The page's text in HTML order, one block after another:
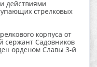
действиями
стрелковых
корпуса от
сержант Садовников
орденом Славы 3-й